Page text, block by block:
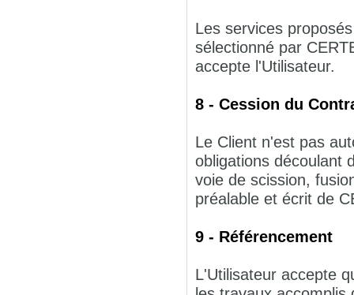
Les services
sélectionné par
accepte l'Utilisateur.
8 - Cession du
Le Client n'est pas
obligations découlant
voie de scission,
préalable et écrit de
9 - Référencement
L'Utilisateur accepte